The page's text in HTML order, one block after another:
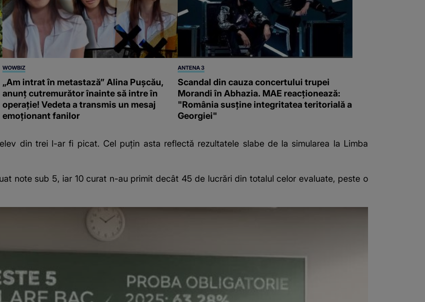
WOWBIZ
„Am intrat în metastază” Alina Pușcău,
anunț cutremurător înainte să intre în
operație! Vedeta a transmis un mesaj
emoționant fanilor
ANTENA 3
Scandal din cauza concertului trupei
Morandi în Abhazia. MAE reacționează:
"România susține integritatea teritorială a
Georgiei"
din trei l-ar fi picat. Cel puțin asta reflectă rezultatele slabe de la simularea la Limba
note sub 5, iar 10 curat n-au primit decât 45 de lucrări din totalul celor evaluate, peste o